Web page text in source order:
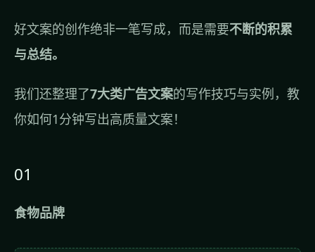
好文案的创作绝非一笔写成，而是需要不断的积累
与总结。
我们还整理了7大类广告文案的写作技巧与实例，教
你如何1分钟写出高质量文案！
01
食物品牌